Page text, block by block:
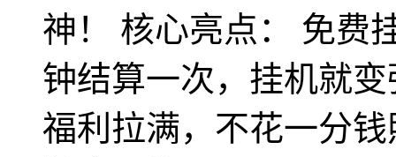
神！ 核心亮点： 免费
钟结算一次，挂机就
福利拉满，不花一分